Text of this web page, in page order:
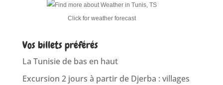
Click for weather forecast
Vos billets préférés
La Tunisie de bas en haut
Excursion 2 jours à partir de Djerba : villages